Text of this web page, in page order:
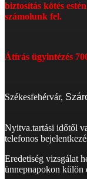
biztosítás kötés
számolunk fel.
Átírás ügyintézés
Székesfehérvár,
Nyitva.tartási időtől
telefonos
Eredetiség vizsgálat
ünnepnapokon külön